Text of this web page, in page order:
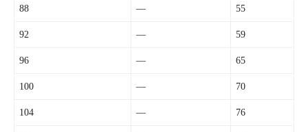
88 — 55
92 — 59
96 — 65
100 — 70
104 — 76